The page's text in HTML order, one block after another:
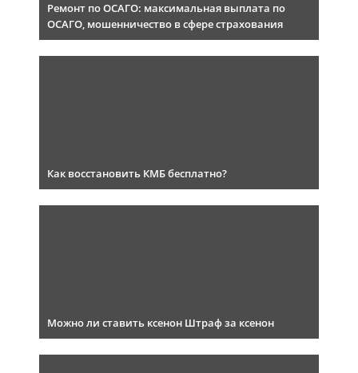
Ремонт по ОСАГО: максимальная выплата по
ОСАГО, мошенничество в сфере страхования
Как восстановить КМБ бесплатно?
Можно ли ставить ксенон Штраф за ксенон